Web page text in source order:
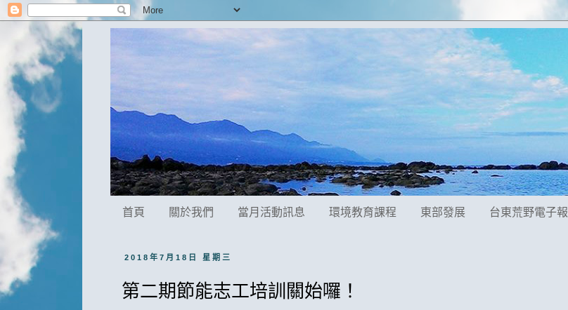
首頁 關於我們 當月活動訊息 環境教育課程 東部發展 台東荒野電子報
2018年7月18日 星期三
第二期節能志工培訓關始囉！